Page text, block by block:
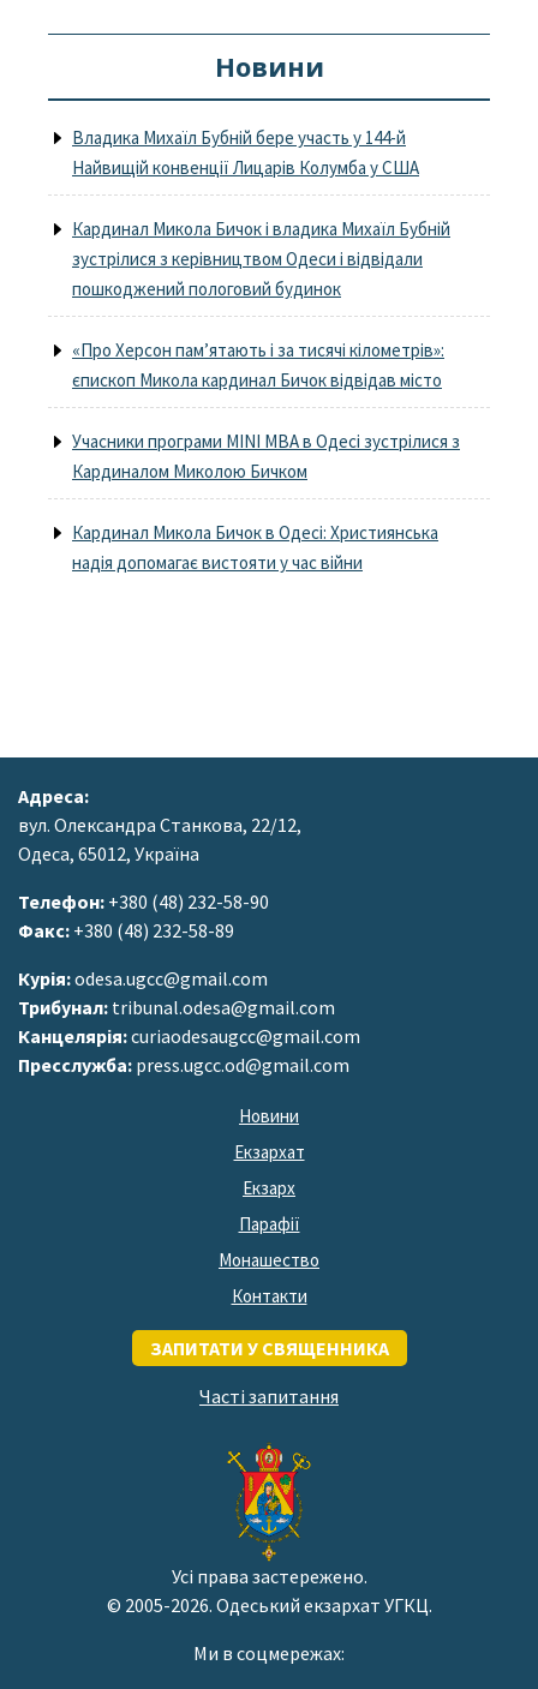
Новини
Владика Михаїл Бубній бере участь у 144-й
Найвищій конвенції Лицарів Колумба у США
Кардинал Микола Бичок і владика Михаїл Бубній
зустрілися з керівництвом Одеси і відвідали
пошкоджений пологовий будинок
«Про Херсон пам’ятають і за тисячі кілометрів»:
єпископ Микола кардинал Бичок відвідав місто
Учасники програми MINI MBA в Одесі зустрілися з
Кардиналом Миколою Бичком
Кардинал Микола Бичок в Одесі: Християнська
надія допомагає вистояти у час війни
Адреса:
вул. Олександра Станкова, 22/12,
Одеса, 65012, Україна
Телефон: +380 (48) 232-58-90
Факс: +380 (48) 232-58-89
Курія:odesa.ugcc@gmail.com
Трибунал: tribunal.odesa@gmail.com
Канцелярія:curiaodesaugcc@gmail.com
Пресслужба: press.ugcc.od@gmail.com
Новини
Екзархат
Екзарх
Парафії
Монашество
Контакти
ЗАПИТАТИ У СВЯЩЕННИКА
Часті запитання
Усі права застережено.
© 2005-2026. Одеський екзархат УГКЦ.
Ми в соцмережах: